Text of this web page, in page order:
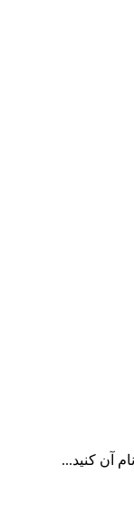
آن کنید...